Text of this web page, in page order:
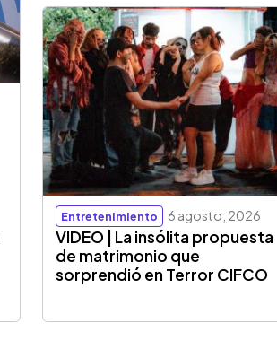
Entretenimiento 6 agosto, 2026
VIDEO | La insólita propuesta
de matrimonio que
sorprendió en Terror CIFCO